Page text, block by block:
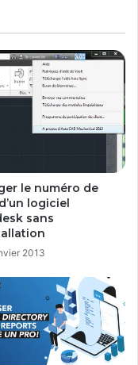
le numéro de
logiciel
sans
2013